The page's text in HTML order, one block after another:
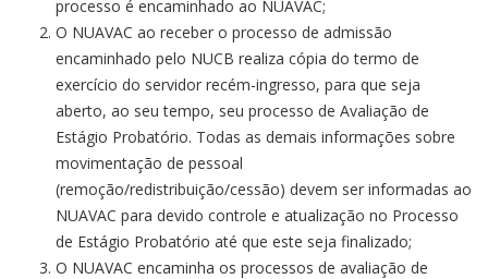
processo é encaminhado ao NUAVAC;
O NUAVAC ao receber o processo de admissão
encaminhado pelo NUCB realiza cópia do termo de
exercício do servidor recém-ingresso, para que seja
aberto, ao seu tempo, seu processo de Avaliação de
Estágio Probatório. Todas as demais informações sobre
movimentação de pessoal
(remoção/redistribuição/cessão) devem ser informadas ao
NUAVAC para devido controle e atualização no Processo
de Estágio Probatório até que este seja finalizado;
O NUAVAC encaminha os processos de avaliação de